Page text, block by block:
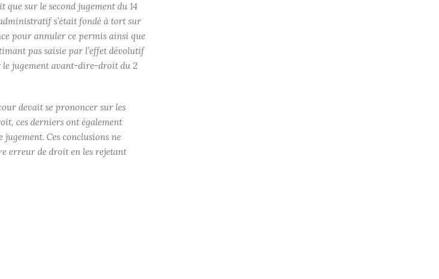
que sur le second jugement du 14
s’était fondé à tort sur
pour annuler ce permis ainsi que
pas saisie par l’effet dévolutif
le jugement avant-dire-droit du 2
devait se prononcer sur les
ces derniers ont également
Ces conclusions ne
erreur de droit en les rejetant